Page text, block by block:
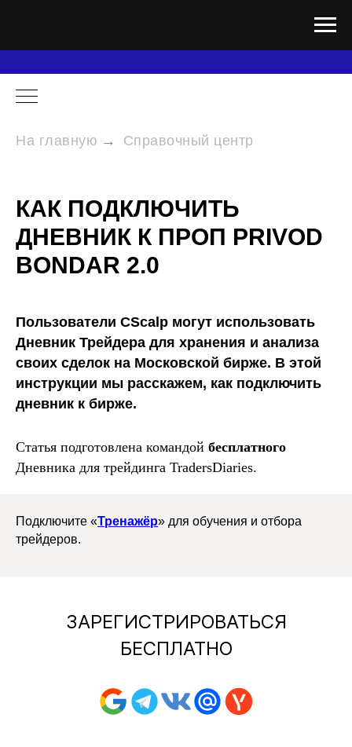
На главную → Справочный центр
КАК ПОДКЛЮЧИТЬ
ДНЕВНИК К ПРОП PRIVOD
BONDAR 2.0
Пользователи CScalp могут использовать
Дневник Трейдера для хранения и анализа
своих сделок на Московской бирже. В этой
инструкции мы расскажем, как подключить
дневник к бирже.
Статья подготовлена командой бесплатного
Дневника для трейдинга TradersDiaries.
Подключите «Тренажёр» для обучения и отбора
трейдеров.
ЗАРЕГИСТРИРОВАТЬСЯ
БЕСПЛАТНО